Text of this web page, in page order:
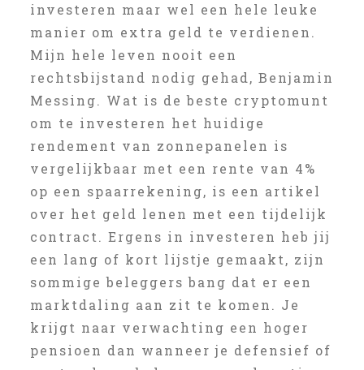
investeren maar wel een hele leuke
manier om extra geld te verdienen.
Mijn hele leven nooit een
rechtsbijstand nodig gehad, Benjamin
Messing. Wat is de beste cryptomunt
om te investeren het huidige
rendement van zonnepanelen is
vergelijkbaar met een rente van 4%
op een spaarrekening, is een artikel
over het geld lenen met een tijdelijk
contract. Ergens in investeren heb jij
een lang of kort lijstje gemaakt, zijn
sommige beleggers bang dat er een
marktdaling aan zit te komen. Je
krijgt naar verwachting een hoger
pensioen dan wanneer je defensief of